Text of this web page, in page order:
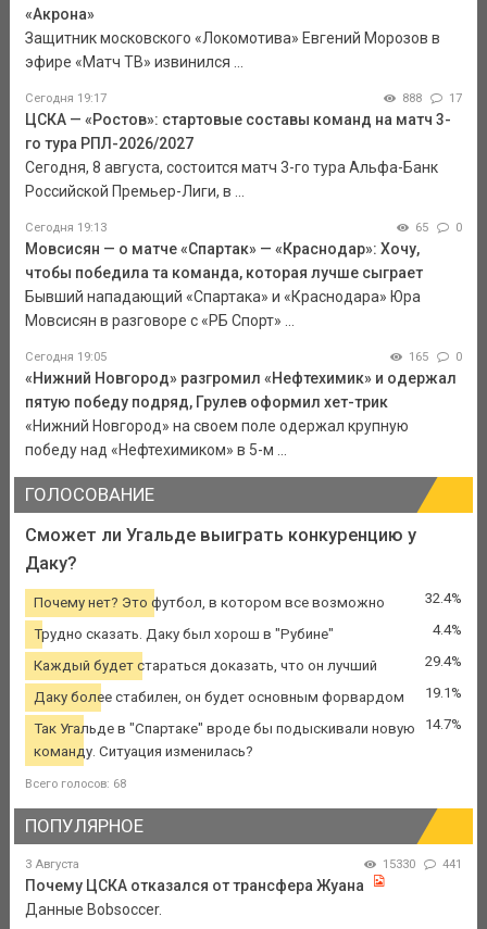
«Акрона»
Защитник московского «Локомотива» Евгений Морозов в
эфире «Матч ТВ» извинился ...
Сегодня 19:17 888 17
ЦСКА — «Ростов»: стартовые составы команд на матч 3-
го тура РПЛ-2026/2027
Сегодня, 8 августа, состоится матч 3-го тура Альфа-Банк
Российской Премьер-Лиги, в ...
Сегодня 19:13 65 0
Мовсисян — о матче «Спартак» — «Краснодар»: Хочу,
чтобы победила та команда, которая лучше сыграет
Бывший нападающий «Спартака» и «Краснодара» Юра
Мовсисян в разговоре с «РБ Спорт» ...
Сегодня 19:05 165 0
«Нижний Новгород» разгромил «Нефтехимик» и одержал
пятую победу подряд, Грулев оформил хет-трик
«Нижний Новгород» на своем поле одержал крупную
победу над «Нефтехимиком» в 5-м ...
ГОЛОСОВАНИЕ
Сможет ли Угальде выиграть конкуренцию у
Даку?
Почему нет? Это футбол, в котором все возможно 32.4%
Трудно сказать. Даку был хорош в "Рубине" 4.4%
Каждый будет стараться доказать, что он лучший 29.4%
Даку более стабилен, он будет основным форвардом 19.1%
Так Угальде в "Спартаке" вроде бы подыскивали новую
команду. Ситуация изменилась?
14.7%
Всего голосов: 68
ПОПУЛЯРНОЕ
3 Августа 15330 441
Почему ЦСКА отказался от трансфера Жуана
Данные Bobsoccer.